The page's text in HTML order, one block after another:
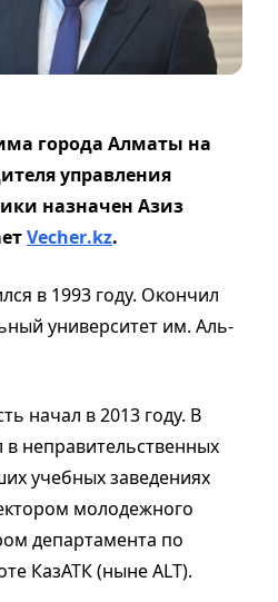
города Алматы на
управления
назначен Азиз
Vecher.kz.
в 1993 году. Окончил
университет им. Аль-
начал в 2013 году. В
неправительственных
учебных заведениях
молодежного
департамента по
КазАТК (ныне ALT).